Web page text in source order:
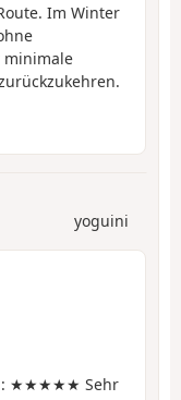
Im Winter
minimale
yoguini
: ★★★★★ Sehr